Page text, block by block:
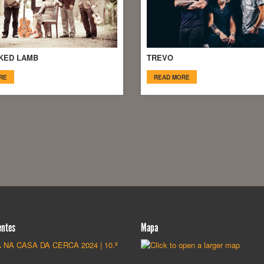
LAMB TREVO
READ MORE
CASA DA CERCA 2024 | 10.ª
Mapa